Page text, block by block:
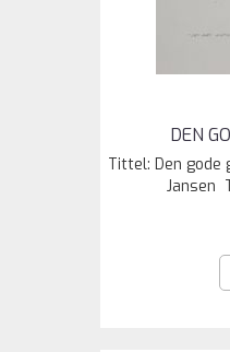
DEN
Tittel: Den
Jansen